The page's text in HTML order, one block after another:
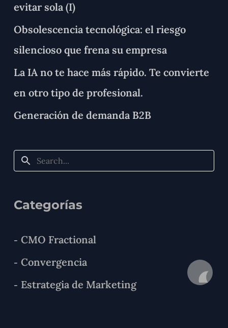
evitar sola (I)
Obsolescencia tecnológica: el riesgo
silencioso que frena su empresa
La IA no te hace más rápido. Te convierte
en otro tipo de profesional.
Generación de demanda B2B
Categorías
CMO Fractional
Convergencia
Estrategia de Marketing